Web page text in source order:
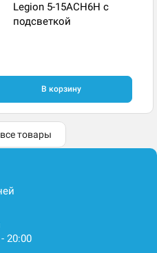
Legion 5-15ACH6H с
подсветкой
В корзину
товары
20:00